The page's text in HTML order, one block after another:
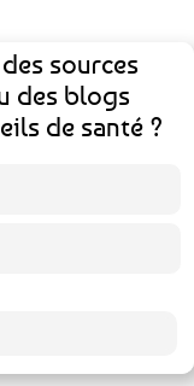
sources
des blogs
de santé ?